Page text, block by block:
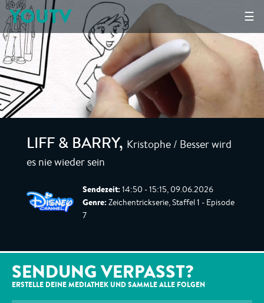
☰
YOUTV
LIFF & BARRY, Kristophe / Besser wird
es nie wieder sein
Sendezeit: 14:50 - 15:15, 09.06.2026
Genre: Zeichentrickserie, Staffel 1 - Episode
7
SENDUNG VERPASST?
ERSTELLE DEINE MEDIATHEK UND SAMMLE ALLE FOLGEN